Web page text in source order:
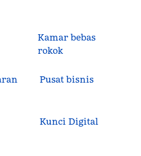
Kamar bebas
rokok
Pusat bisnis
Kunci Digital